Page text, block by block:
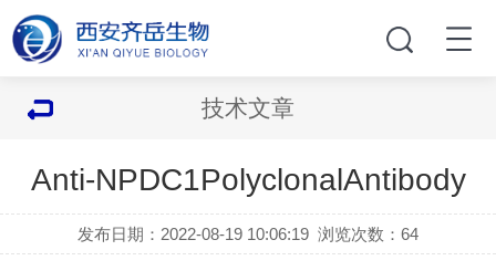
技术文章
Anti-NPDC1PolyclonalAntibody
发布日期：2022-08-19 10:06:19 浏览次数：64